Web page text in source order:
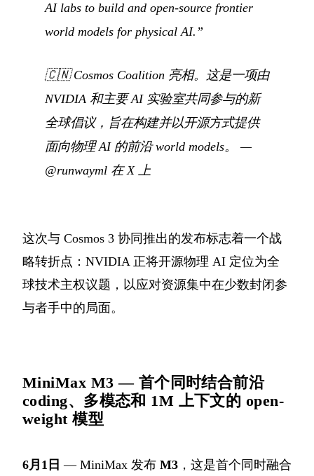
AI labs to build and open-source frontier
world models for physical AI.”
🇨🇳Cosmos Coalition 亮相。这是一项由
NVIDIA 和主要 AI 实验室共同参与的新
全球倡议，旨在构建并以开源方式提供
面向物理 AI 的前沿 world models。
—
@runwayml 在 X 上
这次与 Cosmos 3 协同推出的发布标志着一个战
略转折点：NVIDIA 正将开源物理 AI 定位为全
球技术主权议题，以应对资源集中在少数封闭参
与者手中的局面。
MiniMax M3 — 首个同时结合前沿
coding、多模态和 1M 上下文的 open-
weight 模型
6月1日 — MiniMax 发布 M3 ，这是首个同时融合